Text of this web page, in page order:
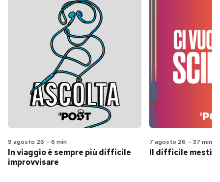
9 agosto 26 - 6 min
In viaggio è sempre più difficile
improvvisare
7 agosto 26 - 37 min
Il difficile